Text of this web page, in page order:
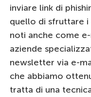
inviare link di
quello di sfruttare i
noti anche come
aziende
newsletter via e-
che abbiamo
tratta di una